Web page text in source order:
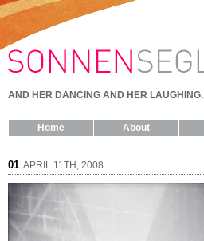
AND HER DANCING AND HER LAUGHING.
Home About
01 APRIL 11TH, 2008